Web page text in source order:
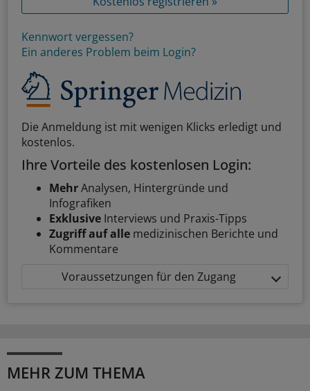
Kennwort vergessen?
Ein anderes Problem beim Login?
Die Anmeldung ist mit wenigen Klicks erledigt und
kostenlos.
Ihre Vorteile des kostenlosen Login:
MehrAnalysen, Hintergründe und
Infografiken
Exklusive Interviews und Praxis-Tipps
Zugriff auf alle medizinischen Berichte und
Kommentare
Voraussetzungen für den Zugang
MEHR ZUM THEMA